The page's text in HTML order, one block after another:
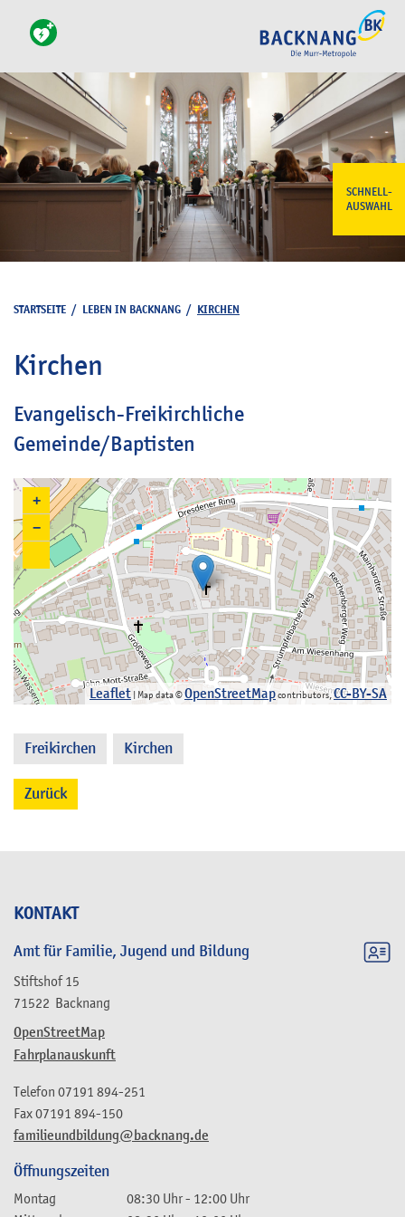
SCHNELL-
AUSWAHL
KONTAKT
Amt für Familie, Jugend und Bildung
Stiftshof 15
71522 Backnang
OpenStreetMap
Fahrplanauskunft
familieundbildung@backnang.de
Telefon 07191 894-251
Fax07191 894-150
Öffnungszeiten
Montag 08:30 Uhr- 12:00 Uhr
STARTSEITE / LEBEN IN BACKNANG / KIRCHEN
Kirchen
Evangelisch-Freikirchliche
Gemeinde/Baptisten
+
−
Leaflet | Map data ©OpenStreetMapcontributors,CC-BY-SA
Freikirchen Kirchen
Zurück